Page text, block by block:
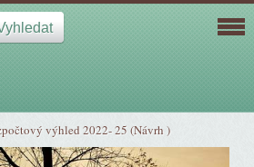
výhled 2022- 25 (Návrh )